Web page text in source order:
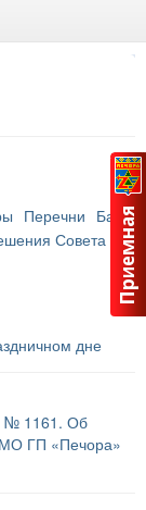
Перечни Банк
Совета ГП
дне
№ 1161. Об
МО ГП «Печора»